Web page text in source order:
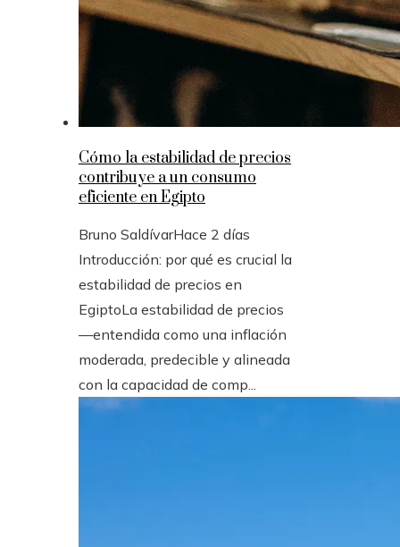
Cómo la estabilidad de precios
contribuye a un consumo
eficiente en Egipto
Bruno SaldívarHace 2 días
Introducción: por qué es crucial la
estabilidad de precios en
EgiptoLa estabilidad de precios
—entendida como una inflación
moderada, predecible y alineada
con la capacidad de comp...